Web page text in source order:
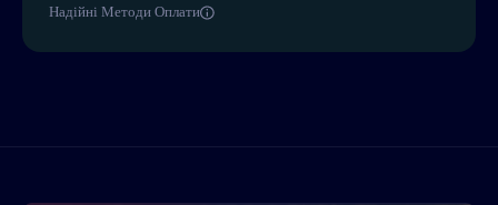
Надійні Методи Оплати